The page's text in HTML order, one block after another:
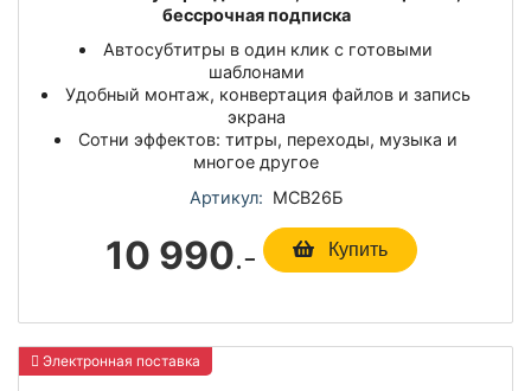
бессрочная подписка
Автосубтитры в один клик с готовыми
шаблонами
Удобный монтаж, конвертация файлов и запись
экрана
Сотни эффектов: титры, переходы, музыка и
многое другое
Артикул: МСВ26Б
10 990.- Купить
Электронная поставка